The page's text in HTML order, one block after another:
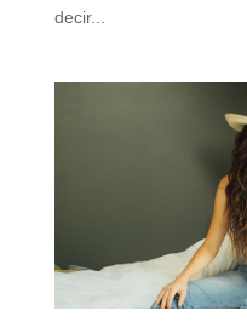
decir...